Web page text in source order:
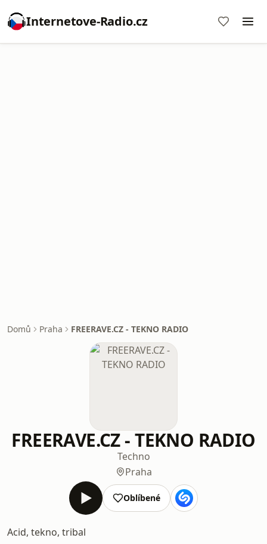
Internetove-Radio.cz
Domů Praha FREERAVE.CZ - TEKNO RADIO
FREERAVE.CZ - TEKNO RADIO
Techno
Praha
Oblíbené
Acid, tekno, tribal